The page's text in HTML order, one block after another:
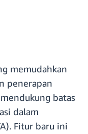
memudahkan
penerapan
batas
dalam
Fitur baru ini